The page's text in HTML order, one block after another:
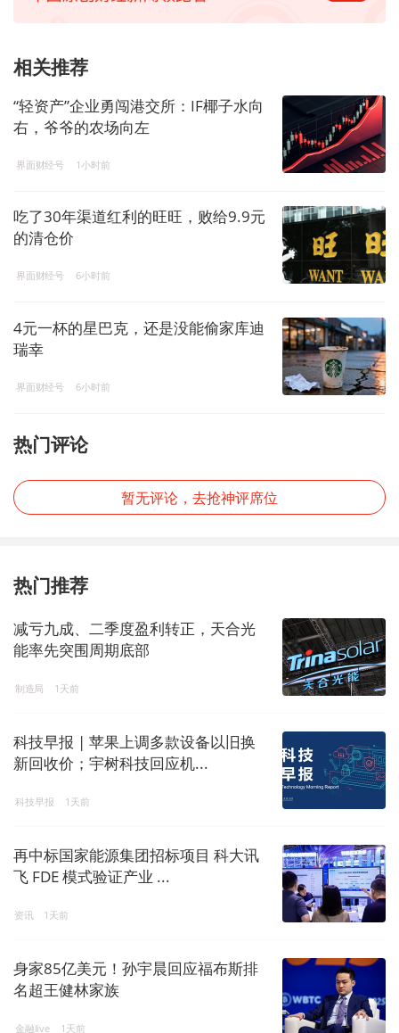
相关推荐
“轻资产”企业勇闯港交所：IF椰子水向
右，爷爷的农场向左
界面财经号 1小时前
吃了30年渠道红利的旺旺，败给9.9元
的清仓价
界面财经号 6小时前
4元一杯的星巴克，还是没能偷家库迪
瑞幸
界面财经号 6小时前
热门评论
暂无评论，去抢神评席位
热门推荐
减亏九成、二季度盈利转正，天合光
能率先突围周期底部
制造局 1天前
科技早报 | 苹果上调多款设备以旧换
新回收价；宇树科技回应机...
科技早报 1天前
再中标国家能源集团招标项目 科大讯
飞 FDE 模式验证产业 ...
资讯 1天前
身家85亿美元！孙宇晨回应福布斯排
名超王健林家族
金融live 1天前